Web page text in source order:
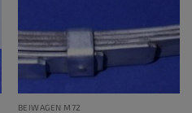
BEIWAGEN M72